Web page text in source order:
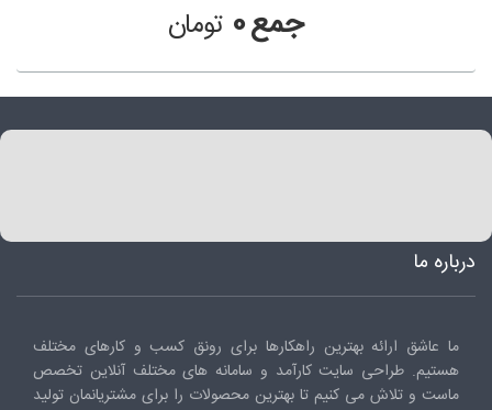
جمع0 تومان
درباره ما
ما عاشق ارائه بهترین راهکارها برای رونق کسب و کارهای مختلف
هستیم. طراحی سایت کارآمد و سامانه های مختلف آنلاین تخصص
ماست و تلاش می کنیم تا بهترین محصولات را برای مشتریانمان تولید